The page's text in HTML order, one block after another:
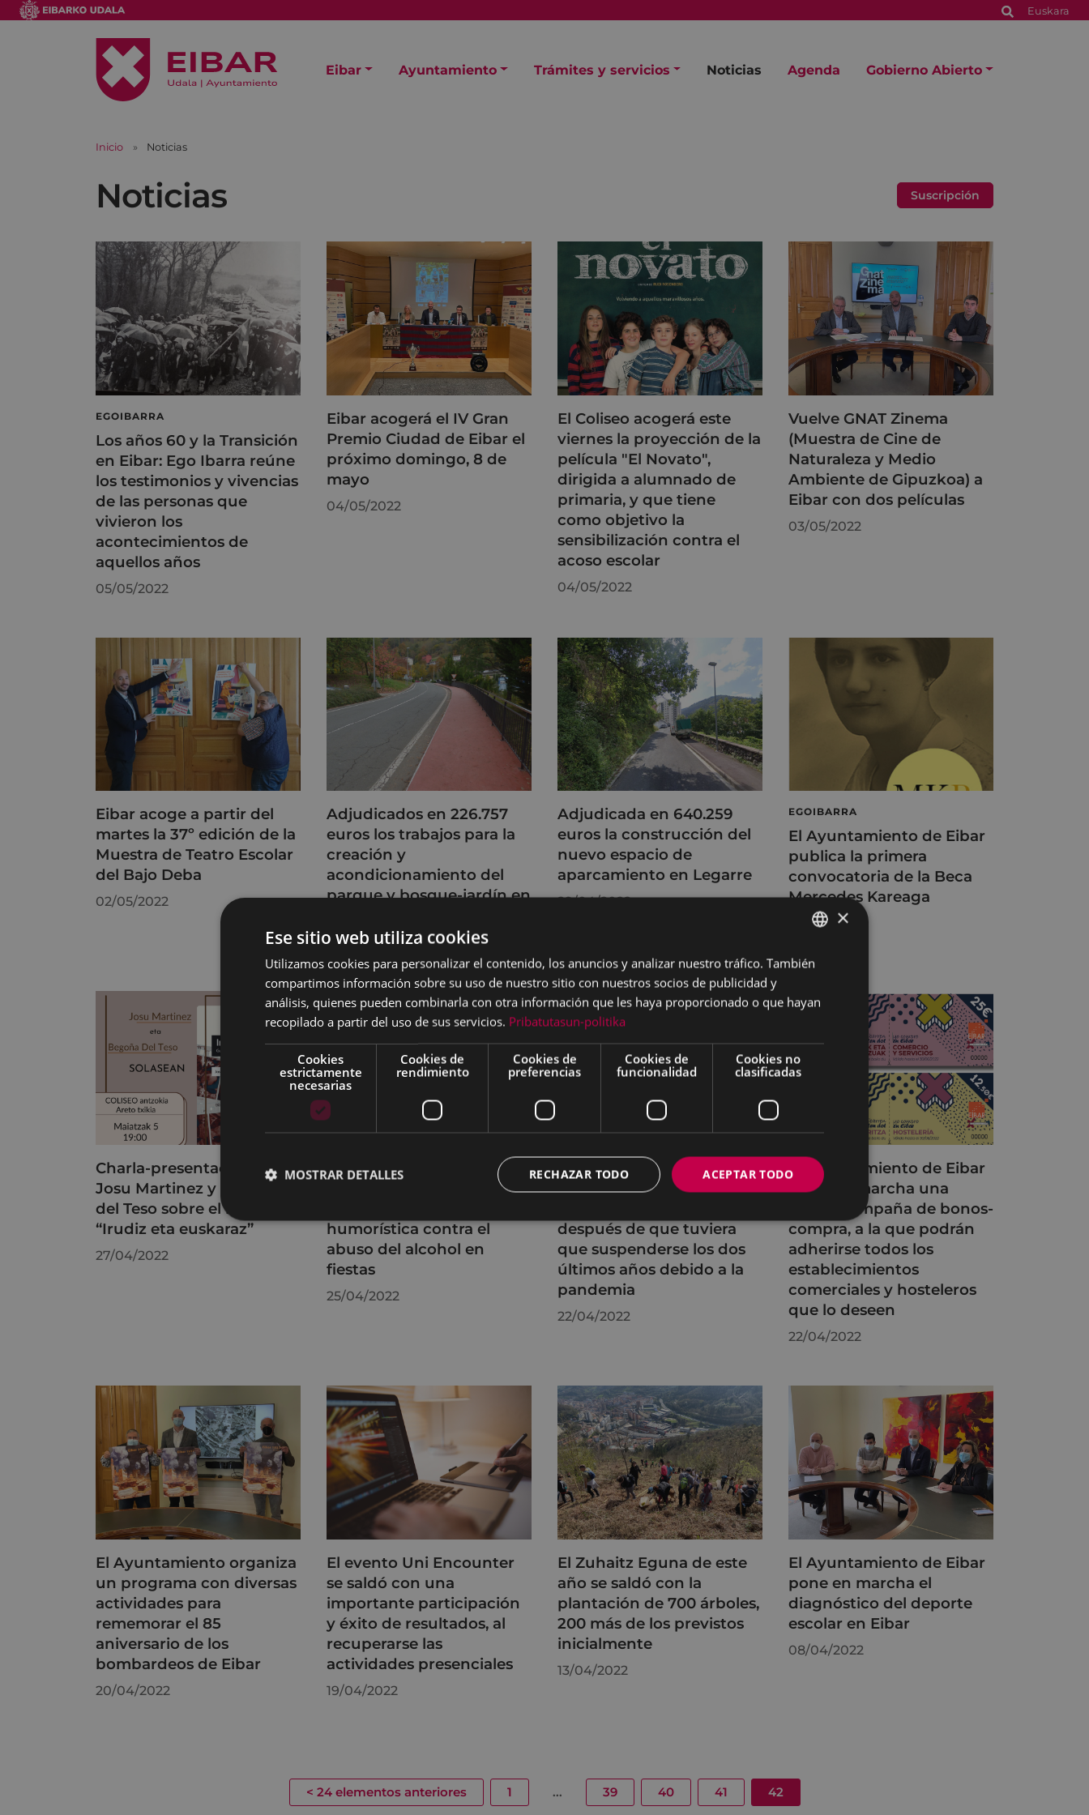
Euskara
Eibar Ayuntamiento Trámites y servicios Noticias Agenda Gobierno Abierto
Inicio Noticias
Noticias Suscripción
EGOIBARRA
Los años 60 y la Transición
en Eibar: Ego Ibarra reúne
los testimonios y vivencias
de las personas que
vivieron los
acontecimientos de
aquellos años
05/05/2022
Eibar acogerá el IV Gran
Premio Ciudad de Eibar el
próximo domingo, 8 de
mayo
04/05/2022
El Coliseo acogerá este
viernes la proyección de la
película "El Novato",
dirigida a alumnado de
primaria, y que tiene
como objetivo la
sensibilización contra el
acoso escolar
04/05/2022
Vuelve GNAT Zinema
(Muestra de Cine de
Naturaleza y Medio
Ambiente de Gipuzkoa) a
Eibar con dos películas
03/05/2022
Eibar acoge a partir del
martes la 37º edición de la
Muestra de Teatro Escolar
del Bajo Deba
02/05/2022
Adjudicados en 226.757
euros los trabajos para la
creación y
acondicionamiento del
parque y bosque-jardín en
02/05/2022
Adjudicada en 640.259
euros la construcción del
nuevo espacio de
aparcamiento en Legarre
29/04/2022
EGOIBARRA
El Ayuntamiento de Eibar
publica la primera
convocatoria de la Beca
Mercedes Kareaga
29/04/2022
Charla-presentación de
Josu Martinez y Begoña
del Teso sobre el libro
“Irudiz eta euskaraz”
27/04/2022
El Ayuntamiento convoca
de nuevo el concurso para
humorística contra el
abuso del alcohol en
fiestas
25/04/2022
El Ayuntamiento de Eibar
retoma la Quincena de las
después de que tuviera
que suspenderse los dos
últimos años debido a la
pandemia
22/04/2022
El Ayuntamiento de Eibar
pone en marcha una
nueva campaña de bonos-
compra, a la que podrán
adherirse todos los
establecimientos
comerciales y hosteleros
que lo deseen
22/04/2022
El Ayuntamiento organiza
un programa con diversas
actividades para
rememorar el 85
aniversario de los
bombardeos de Eibar
20/04/2022
El evento Uni Encounter
se saldó con una
importante participación
y éxito de resultados, al
recuperarse las
actividades presenciales
19/04/2022
El Zuhaitz Eguna de este
año se saldó con la
plantación de 700 árboles,
200 más de los previstos
inicialmente
13/04/2022
El Ayuntamiento de Eibar
pone en marcha el
diagnóstico del deporte
escolar en Eibar
08/04/2022
< 24 elementos anteriores 1 ... 39 40 41 42
BASQUE
×
Ese sitio web utiliza cookies
Utilizamos cookies para personalizar el contenido, los anuncios y analizar nuestro tráfico. También
compartimos información sobre su uso de nuestro sitio con nuestros socios de publicidad y
análisis, quienes pueden combinarla con otra información que les haya proporcionado o que hayan
recopilado a partir del uso de sus servicios. Pribatutasun-politika
Cookies
estrictamente
necesarias
Cookies de
rendimiento
Cookies de
preferencias
Cookies de
funcionalidad
Cookies no
clasificadas
ACEPTAR TODO
RECHAZAR TODO
MOSTRAR DETALLES